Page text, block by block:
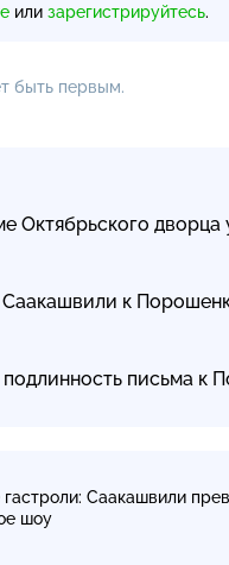
или зарегистрируйтесь.
быть первым.
дворца
к
письма к
Саакашвили
шоу